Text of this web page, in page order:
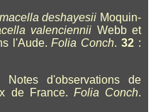
deshayesii Moquin-
valenciennii Webb et
l'Aude.Folia Conch.32 :
d'observations de
de France. Folia Conch.